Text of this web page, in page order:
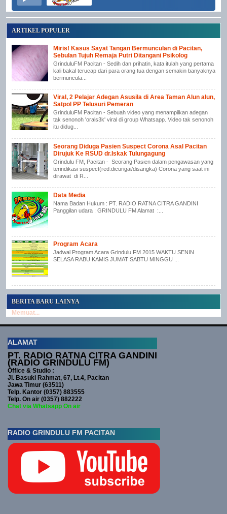
ARTIKEL POPULER
Miris! Kasus Sayat Tangan Bermunculan di Pacitan,
Sebulan Tujuh Remaja Putri Ditangani Psikolog
GrinduluFM Pacitan - Sedih dan prihatin, kata itulah yang pertama
kali bakal terucap dari para orang tua dengan semakin banyaknya
bermuncula...
Viral, 2 Pelajar Adegan Asusila di Area Taman Alun alun,
Satpol PP Telusuri Pemeran
GrinduluFM Pacitan - Sebuah video yang menampilkan adegan
tak senonoh 'orals3k' viral di group Whatsapp. Video tak senonoh
itu didug...
Seorang Diduga Pasien Suspect Corona Asal Pacitan
Dirujuk Ke RSUD dr.Iskak Tulungagung
Grindulu FM, Pacitan - Seorang Pasien dalam pengawasan yang
terindikasi suspect(red:dicurigai/disangka) Corona yang saat ini
dirawat di R...
Data Media
Nama Badan Hukum : PT. RADIO RATNA CITRA GANDINI
Panggilan udara : GRINDULU FM Alamat :...
Program Acara
Jadwal Program Acara Grindulu FM 2015 WAKTU SENIN
SELASA RABU KAMIS JUMAT SABTU MINGGU ...
BERITA BARU LAINYA
Memuat...
ALAMAT
PT. RADIO RATNA CITRA GANDINI
(RADIO GRINDULU FM)
Office & Studio :
Jl. Basuki Rahmat, 67, Lt.4, Pacitan
Jawa Timur (63511)
Telp. Kantor (0357) 883555
Telp. On air (0357) 882222
Chat via Whatsapp On air
RADIO GRINDULU FM PACITAN